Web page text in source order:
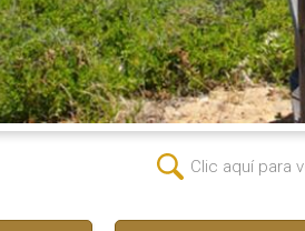
Clic aquí para